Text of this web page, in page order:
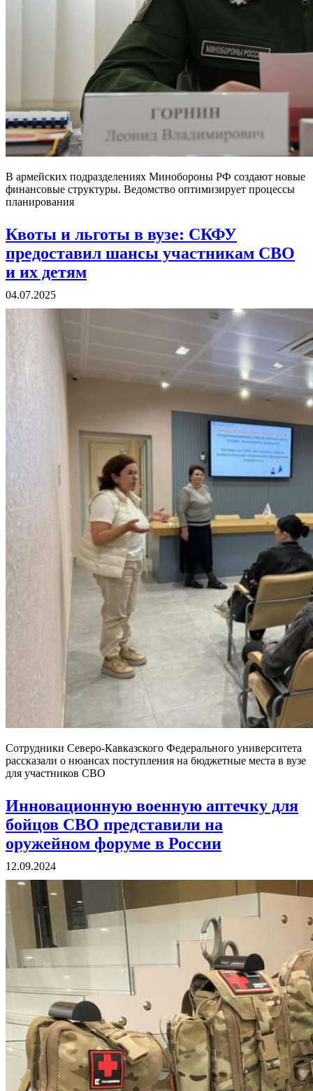
В армейских подразделениях Минобороны РФ создают новые
финансовые структуры. Ведомство оптимизирует процессы
планирования
Квоты и льготы в вузе: СКФУ
предоставил шансы участникам СВО
и их детям
04.07.2025
Сотрудники Северо-Кавказского Федерального университета
рассказали о нюансах поступления на бюджетные места в вузе
для участников СВО
Инновационную военную аптечку для
бойцов СВО представили на
оружейном форуме в России
12.09.2024